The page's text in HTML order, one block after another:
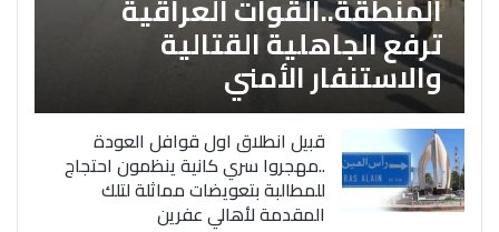
ترفع الجاهلية القتالية
والاستنفار الأمني
قبيل انطلاق اول قوافل العودة
..مهجروا سري كانية ينظمون احتجاج
للمطالبة بتعويضات مماثلة لتلك
المقدمة لأهالي عفرين